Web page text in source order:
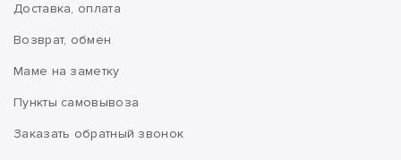
Доставка, оплата
Возврат, обмен
Маме на заметку
Пункты самовывоза
Заказать обратный звонок